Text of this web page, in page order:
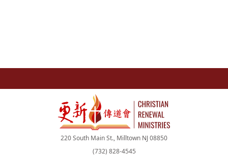
220 South Main St., Milltown NJ 08850
(732) 828-4545